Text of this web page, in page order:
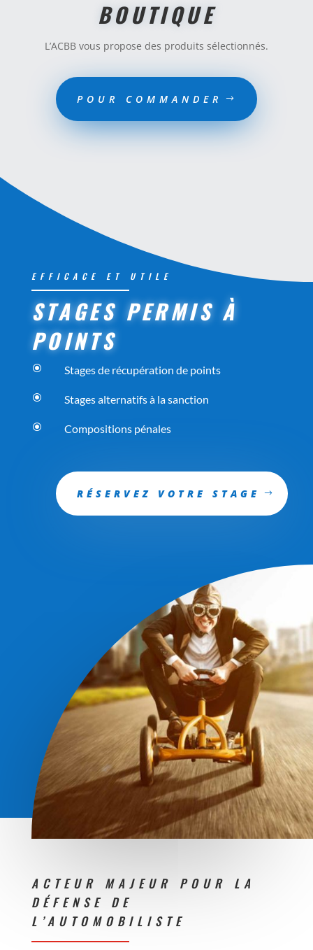
BOUTIQUE
L’ACBB vous propose des produits sélectionnés.
POUR COMMANDER
EFFICACE ET UTILE
STAGES PERMIS À
POINTS
\ Stages de récupération de points
\ Stages alternatifs à la sanction
\ Compositions pénales
RÉSERVEZ VOTRE STAGE
ACTEUR MAJEUR POUR LA
DÉFENSE DE
L’AUTOMOBILISTE